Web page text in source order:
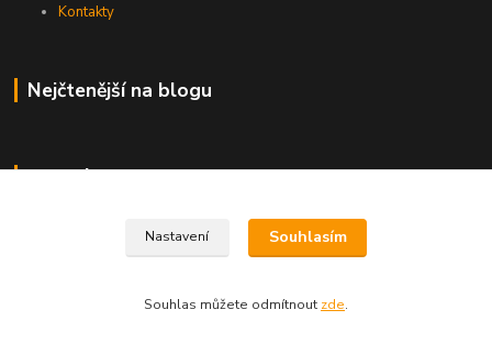
Kontakty
Nejčtenější na blogu
Kde nás najdete
Nastavení Souhlasím
Souhlas můžete odmítnout zde.